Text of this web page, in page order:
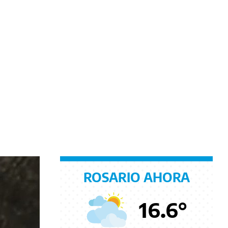
ROSARIO AHORA
16.6°